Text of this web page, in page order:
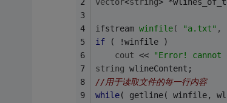
ifstream winfile( "a.txt" ,
if ( !winfile )
cout << "Error! cannot
string wlineContent;
//用于读取文件的每一行内容
while( getline( winfile,